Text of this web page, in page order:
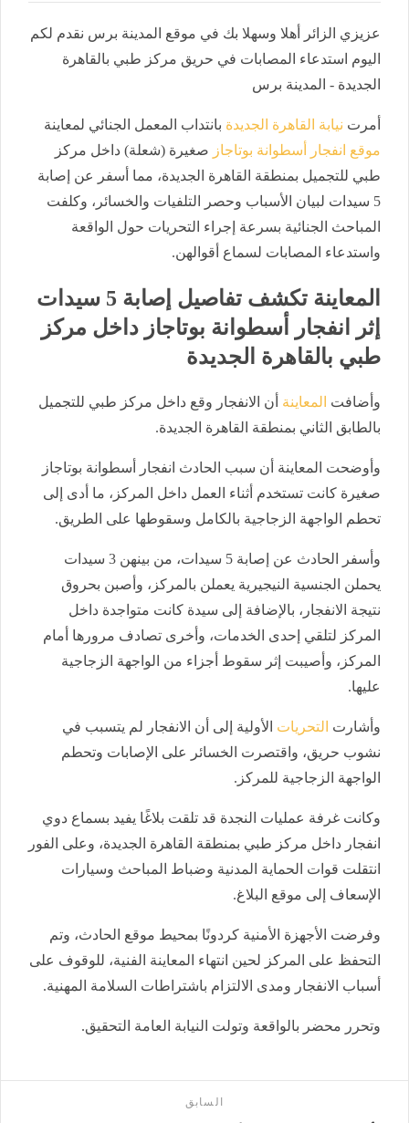
عزيزي الزائر أهلا وسهلا بك في موقع المدينة برس نقدم لكم
اليوم استدعاء المصابات في حريق مركز طبي بالقاهرة
الجديدة - المدينة برس
أمرت نيابة القاهرة الجديدة بانتداب المعمل الجنائي لمعاينة
موقع انفجار أسطوانة بوتاجاز صغيرة (شعلة) داخل مركز
طبي للتجميل بمنطقة القاهرة الجديدة، مما أسفر عن إصابة
5 سيدات لبيان الأسباب وحصر التلفيات والخسائر، وكلفت
المباحث الجنائية بسرعة إجراء التحريات حول الواقعة
واستدعاء المصابات لسماع أقوالهن.
المعاينة تكشف تفاصيل إصابة 5 سيدات
إثر انفجار أسطوانة بوتاجاز داخل مركز
طبي بالقاهرة الجديدة
وأضافت المعاينة أن الانفجار وقع داخل مركز طبي للتجميل
بالطابق الثاني بمنطقة القاهرة الجديدة.
وأوضحت المعاينة أن سبب الحادث انفجار أسطوانة بوتاجاز
صغيرة كانت تستخدم أثناء العمل داخل المركز، ما أدى إلى
تحطم الواجهة الزجاجية بالكامل وسقوطها على الطريق.
وأسفر الحادث عن إصابة 5 سيدات، من بينهن 3 سيدات
يحملن الجنسية النيجيرية يعملن بالمركز، وأصبن بحروق
نتيجة الانفجار، بالإضافة إلى سيدة كانت متواجدة داخل
المركز لتلقي إحدى الخدمات، وأخرى تصادف مرورها أمام
المركز، وأصيبت إثر سقوط أجزاء من الواجهة الزجاجية
عليها.
وأشارت التحريات الأولية إلى أن الانفجار لم يتسبب في
نشوب حريق، واقتصرت الخسائر على الإصابات وتحطم
الواجهة الزجاجية للمركز.
وكانت غرفة عمليات النجدة قد تلقت بلاغًا يفيد بسماع دوي
انفجار داخل مركز طبي بمنطقة القاهرة الجديدة، وعلى الفور
انتقلت قوات الحماية المدنية وضباط المباحث وسيارات
الإسعاف إلى موقع البلاغ.
وفرضت الأجهزة الأمنية كردونًا بمحيط موقع الحادث، وتم
التحفظ على المركز لحين انتهاء المعاينة الفنية، للوقوف على
أسباب الانفجار ومدى الالتزام باشتراطات السلامة المهنية.
وتحرر محضر بالواقعة وتولت النيابة العامة التحقيق.
السابق